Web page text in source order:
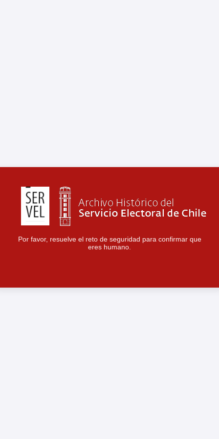
Por favor, resuelve el reto de seguridad para confirmar que
eres humano.